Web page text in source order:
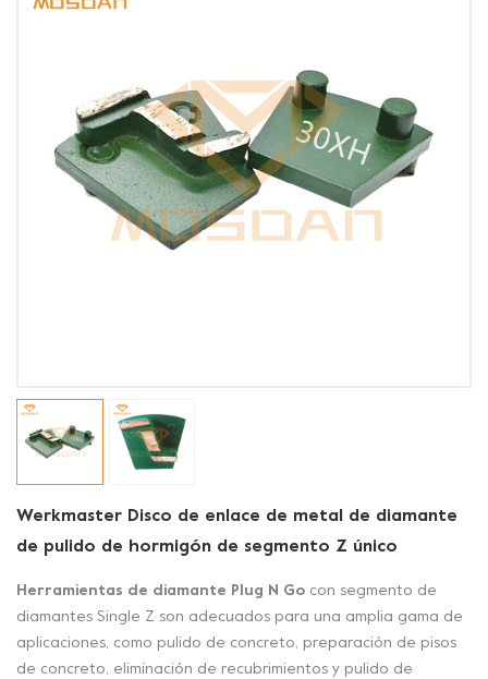
Werkmaster Disco de enlace de metal de diamante
de pulido de hormigón de segmento Z único
Herramientas de diamante Plug N Go con segmento de
diamantes Single Z son adecuados para una amplia gama de
aplicaciones, como pulido de concreto, preparación de pisos
de concreto, eliminación de recubrimientos y pulido de